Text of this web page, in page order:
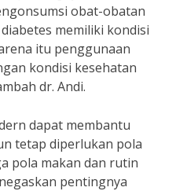
obat-obatan
memiliki kondisi
itu penggunaan
kondisi kesehatan
dr. Andi.
dapat membantu
tetap diperlukan pola
pola makan dan rutin
pentingnya